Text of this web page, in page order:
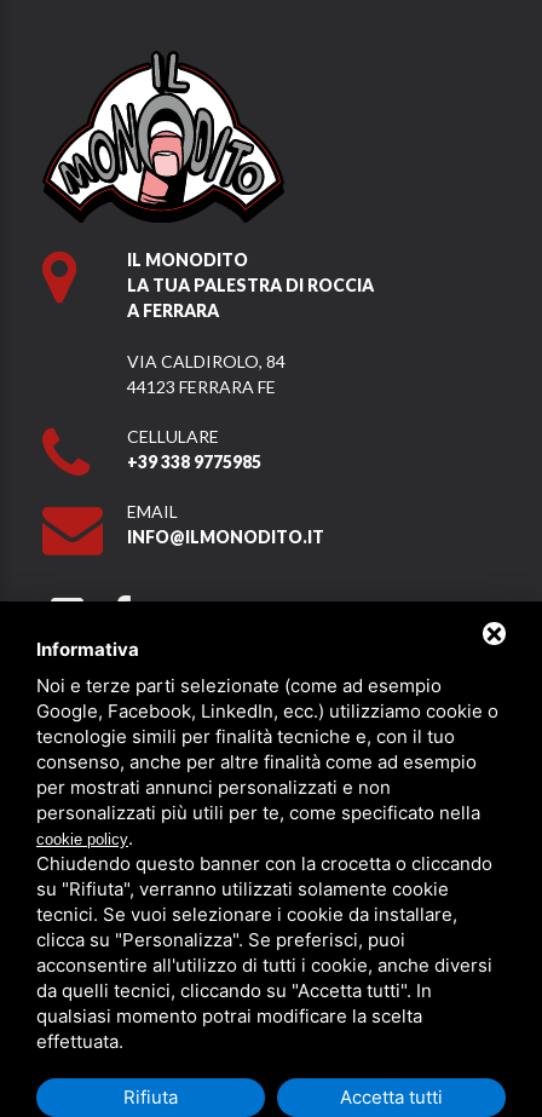
IL MONODITO
LA TUA PALESTRA DI ROCCIA
A FERRARA
VIA CALDIROLO, 84
44123 FERRARA FE
CELLULARE
+39 338 9775985
EMAIL
INFO@ILMONODITO.IT
Partner
PRIVACY SITEMAP/ QUESTO SITO È PROTETTO DA GOOGLE
RECAPTCHA V3,PRIVACY POLICYE TERMS OF SERVICEDI GOOGLE.
Informativa
Noi e terze parti selezionate (come ad esempio
Google, Facebook, LinkedIn, ecc.) utilizziamo cookie o
tecnologie simili per finalità tecniche e, con il tuo
consenso, anche per altre finalità come ad esempio
per mostrati annunci personalizzati e non
personalizzati più utili per te, come specificato nella
cookie policy.
Chiudendo questo banner con la crocetta o cliccando
su "Rifiuta", verranno utilizzati solamente cookie
tecnici. Se vuoi selezionare i cookie da installare,
clicca su "Personalizza". Se preferisci, puoi
acconsentire all'utilizzo di tutti i cookie, anche diversi
da quelli tecnici, cliccando su "Accetta tutti". In
qualsiasi momento potrai modificare la scelta
effettuata.
Rifiuta Accetta tutti